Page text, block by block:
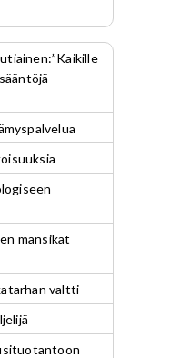
mansikat
valtti